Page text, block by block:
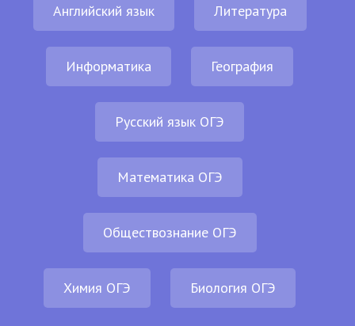
Английский язык Литература
Информатика География
Русский язык ОГЭ
Математика ОГЭ
Обществознание ОГЭ
Химия ОГЭ Биология ОГЭ